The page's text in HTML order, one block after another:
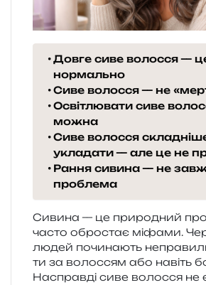
Довге сиве волосся —
нормально
Сиве волосся — не
Освітлювати сиве
можна
Сиве волосся
укладати — але це не
Рання сивина — не
проблема
Сивина — це при­ро­дний
часто обро­стає міфа­ми.
людей почи­на­ють
ти за волос­сям або навіть
Насправді сиве волос­ся